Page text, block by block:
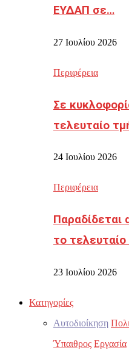
ΕΥΔΑΠ σε…
27 Ιουλίου 2026
Περιφέρεια
Σε
τελευταίο
24 Ιουλίου 2026
Περιφέρεια
Παραδίδεται
το
23 Ιουλίου 2026
Κατηγορίες
Αυτοδιοίκηση
Ύπαιθρος Εργασία